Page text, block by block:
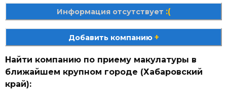
Информация отсутствует :(
Добавить компанию +
Найти компанию по приему макулатуры в
ближайшем крупном городе (Хабаровский
край):